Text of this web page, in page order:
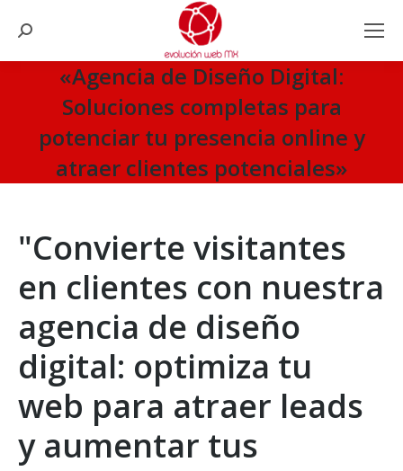
Search:
«Agencia de Diseño Digital:
Soluciones completas para
potenciar tu presencia online y
atraer clientes potenciales»
"Convierte visitantes
en clientes con nuestra
agencia de diseño
digital: optimiza tu
web para atraer leads
y aumentar tus